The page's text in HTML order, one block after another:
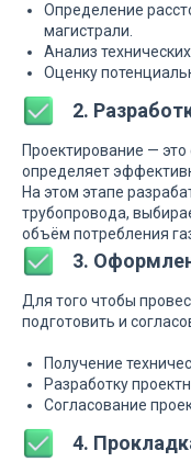
Определение
магистрали.
Анализ
Оценку
2.
Проектирование —
определяет
На этом этапе
трубопровода,
объём потребления
3.
Для того чтобы
подготовить и
Получение
Разработку
Согласование
4.